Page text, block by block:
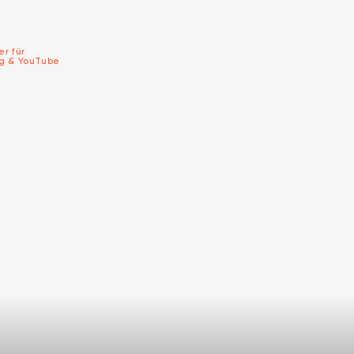
für
& YouTube